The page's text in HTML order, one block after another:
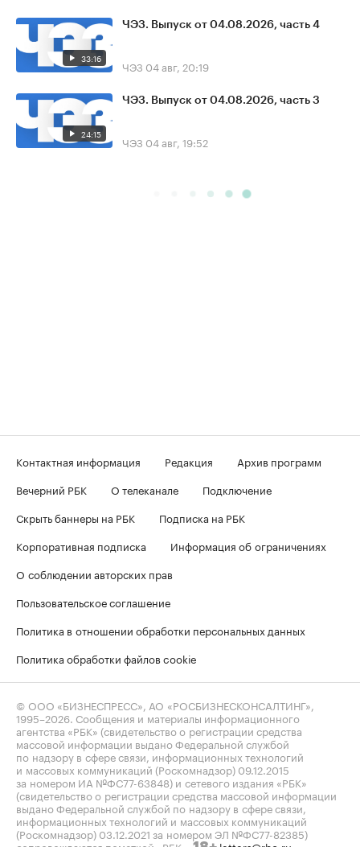
33:16
ЧЭЗ. Выпуск от 04.08.2026, часть 4
ЧЭЗ 04 авг, 20:19
24:15
ЧЭЗ. Выпуск от 04.08.2026, часть 3
ЧЭЗ 04 авг, 19:52
Контактная информация Редакция
Архив программ
Вечерний РБК
О телеканале
Подключение
Скрыть баннеры на РБК
Подписка на РБК
Корпоративная подписка
Информация об ограничениях
О соблюдении авторских прав
Пользовательское соглашение
Политика в отношении обработки персональных данных
Политика обработки файлов cookie
© ООО «БИЗНЕСПРЕСС», АО «РОСБИЗНЕСКОНСАЛТИНГ»,
1995–2026 . Сообщения и материалы информационного
агентства «РБК» (свидетельство о регистрации средства
массовой информации выдано Федеральной службой
по надзору в сфере связи, информационных технологий
и массовых коммуникаций (Роскомнадзор) 09.12.2015
за номером ИА №ФС77-63848) и сетевого издания «РБК»
(свидетельство о регистрации средства массовой информации
выдано Федеральной службой по надзору в сфере связи,
информационных технологий и массовых коммуникаций
(Роскомнадзор) 03.12.2021 за номером ЭЛ №ФС77-82385)